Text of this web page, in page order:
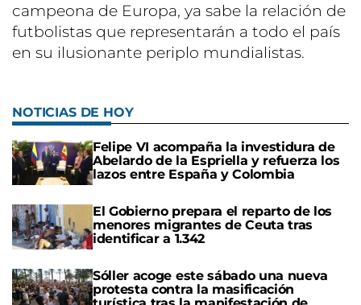
campeona de Europa, ya sabe la relación de
futbolistas que representarán a todo el país
en su ilusionante periplo mundialistas.
NOTICIAS DE HOY
Felipe VI acompaña la investidura de
Abelardo de la Espriella y refuerza los
lazos entre España y Colombia
El Gobierno prepara el reparto de los
menores migrantes de Ceuta tras
identificar a 1.342
Sóller acoge este sábado una nueva
protesta contra la masificación